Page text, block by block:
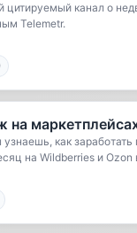
цитируемый канал о
Telemetr.
на
узнаешь, как
на Wildberries и Ozon